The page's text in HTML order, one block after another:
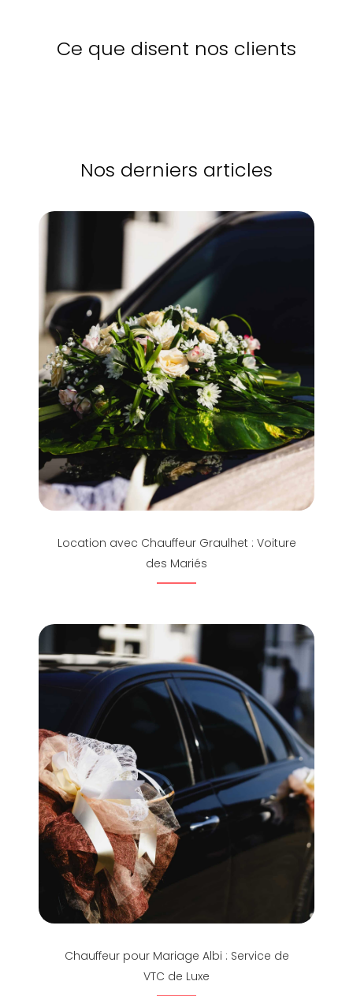
Ce que disent nos clients
Nos derniers articles
Location avec Chauffeur Graulhet : Voiture
des Mariés
Chauffeur pour Mariage Albi : Service de
VTC de Luxe